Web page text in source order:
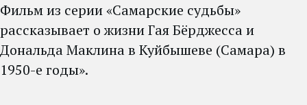
Фильм из серии «Самарские судьбы»
рассказывает о жизни Гая Бёрджесса и
Дональда Маклина в Куйбышеве (Самара) в
1950-е годы».